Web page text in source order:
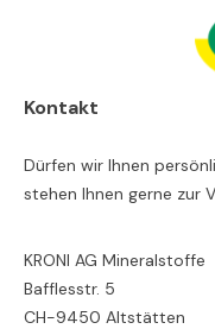
Kontakt
Dürfen wir Ihnen
stehen Ihnen gerne zur
KRONI AG Mineralstoffe
Bafflesstr. 5
CH-9450 Altstätten